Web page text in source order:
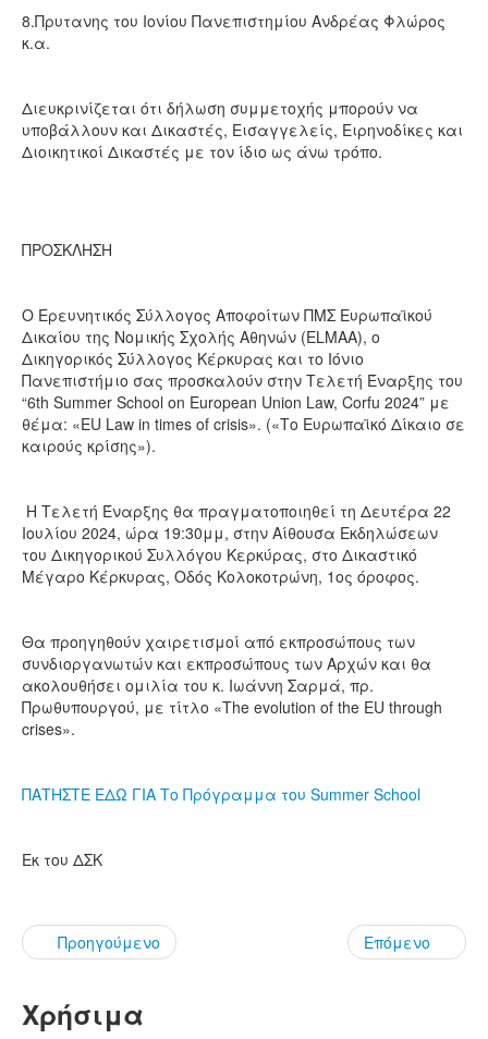
8.Πρυτανης του Ιονίου Πανεπιστημίου Ανδρέας Φλώρος
κ.α.
Διευκρινίζεται ότι δήλωση συμμετοχής μπορούν να
υποβάλλουν και Δικαστές, Εισαγγελείς, Ειρηνοδίκες και
Διοικητικοί Δικαστές με τον ίδιο ως άνω τρόπο.
ΠΡΟΣΚΛΗΣΗ
Ο Ερευνητικός Σύλλογος Αποφοίτων ΠΜΣ Ευρωπαϊκού
Δικαίου της Νομικής Σχολής Αθηνών (ELMAA), ο
Δικηγορικός Σύλλογος Κέρκυρας και το Ιόνιο
Πανεπιστήμιο σας προσκαλούν στην Τελετή Έναρξης του
“6th Summer School on European Union Law, Corfu 2024” με
θέμα: «EU Law in times of crisis». («Το Ευρωπαϊκό Δίκαιο σε
καιρούς κρίσης»).
Η Τελετή Έναρξης θα πραγματοποιηθεί τη Δευτέρα 22
Ιουλίου 2024, ώρα 19:30μμ, στην Αίθουσα Εκδηλώσεων
του Δικηγορικού Συλλόγου Κερκύρας, στο Δικαστικό
Μέγαρο Κέρκυρας, Οδός Κολοκοτρώνη, 1ος όροφος.
Θα προηγηθούν χαιρετισμοί από εκπροσώπους των
συνδιοργανωτών και εκπροσώπους των Αρχών και θα
ακολουθήσει ομιλία του κ. Ιωάννη Σαρμά, πρ.
Πρωθυπουργού, με τίτλο «The evolution of the EU through
crises».
ΠΑΤΗΣΤΕ ΕΔΩ ΓΙΑ Το Πρόγραμμα του Summer School
Εκ του ΔΣΚ
Προηγούμενο Επόμενο
Χρήσιμα